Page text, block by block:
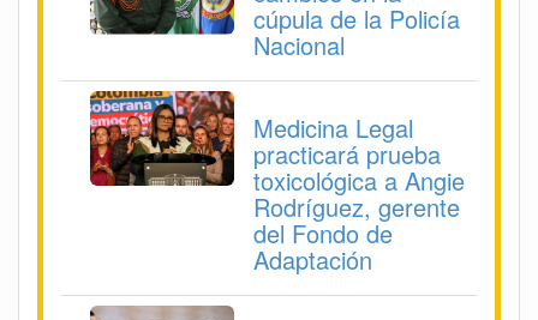
cúpula de la Policía
Nacional
Medicina Legal
practicará prueba
toxicológica a Angie
Rodríguez, gerente
del Fondo de
Adaptación